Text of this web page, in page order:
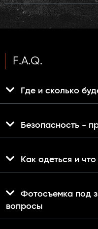
F.A.Q.
Где и сколько
Безопасность -
Как одеться и
Фотосъемка под
вопросы